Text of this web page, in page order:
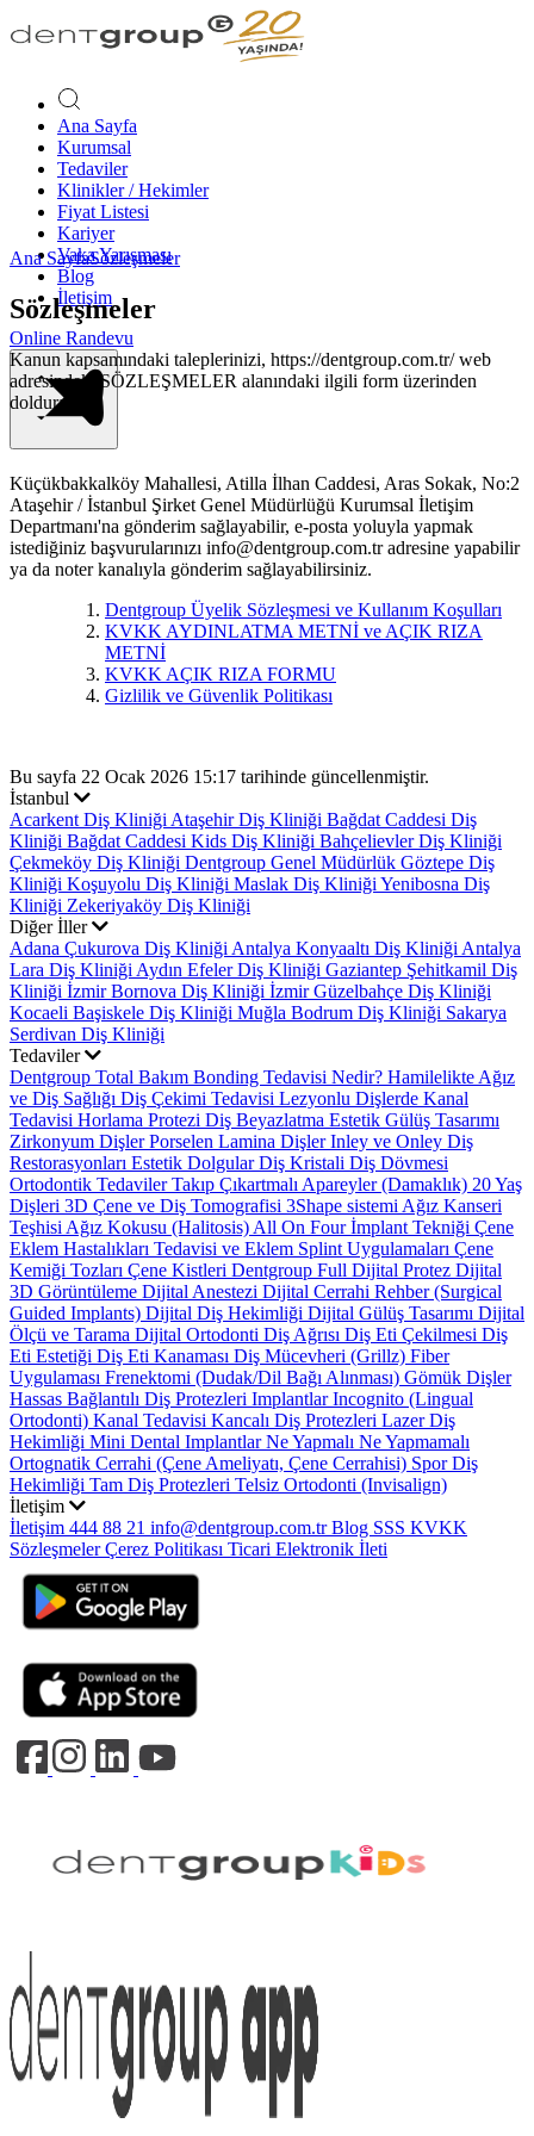
Ana Sayfa
Kurumsal
Tedaviler
Klinikler / Hekimler
Fiyat Listesi
Kariyer
Vaka Yarışması
Blog
İletişim
Online Randevu
Ana SayfaSözleşmeler
Sözleşmeler
Kanun kapsamındaki taleplerinizi, https://dentgroup.com.tr/ web
adresindeki SÖZLEŞMELER alanındaki ilgili form üzerinden
doldurarak;
Küçükbakkalköy Mahallesi, Atilla İlhan Caddesi, Aras Sokak, No:2
Ataşehir / İstanbul Şirket Genel Müdürlüğü Kurumsal İletişim
Departmanı'na gönderim sağlayabilir, e-posta yoluyla yapmak
istediğiniz başvurularınızı info@dentgroup.com.tradresine yapabilir
ya da noter kanalıyla gönderim sağlayabilirsiniz.
Dentgroup Üyelik Sözleşmesi ve Kullanım Koşulları
KVKK AYDINLATMA METNİ ve AÇIK RIZA
METNİ
KVKK AÇIK RIZA FORMU
Gizlilik ve Güvenlik Politikası
Bu sayfa 22 Ocak 2026 15:17 tarihinde güncellenmiştir.
İstanbul
Acarkent Diş Kliniği Ataşehir Diş Kliniği Bağdat Caddesi Diş
Kliniği Bağdat Caddesi Kids Diş Kliniği Bahçelievler Diş Kliniği
Çekmeköy Diş Kliniği Dentgroup Genel Müdürlük Göztepe Diş
Kliniği Koşuyolu Diş Kliniği Maslak Diş Kliniği Yenibosna Diş
Kliniği Zekeriyaköy Diş Kliniği
Diğer İller
Adana Çukurova Diş Kliniği Antalya Konyaaltı Diş Kliniği Antalya
Lara Diş Kliniği Aydın Efeler Diş Kliniği Gaziantep Şehitkamil Diş
Kliniği İzmir Bornova Diş Kliniği İzmir Güzelbahçe Diş Kliniği
Kocaeli Başiskele Diş Kliniği Muğla Bodrum Diş Kliniği Sakarya
Serdivan Diş Kliniği
Tedaviler
Dentgroup Total Bakım Bonding Tedavisi Nedir? Hamilelikte Ağız
ve Diş Sağlığı Diş Çekimi Tedavisi Lezyonlu Dişlerde Kanal
Tedavisi Horlama Protezi Diş Beyazlatma Estetik Gülüş Tasarımı
Zirkonyum DişlerPorselen Lamina DişlerInley ve Onley Diş
Restorasyonları Estetik DolgularDiş Kristali Diş Dövmesi
Ortodontik TedavilerTakıp Çıkartmalı Apareyler (Damaklık) 20 Yaş
Dişleri 3D Çene ve Diş Tomografisi 3Shape sistemi Ağız Kanseri
Teşhisi Ağız Kokusu (Halitosis) All On Four İmplant Tekniği Çene
Eklem Hastalıkları Tedavisi ve Eklem Splint Uygulamaları Çene
Kemiği Tozları Çene Kistleri Dentgroup Full Dijital Protez Dijital
3D Görüntüleme Dijital Anestezi Dijital Cerrahi Rehber (Surgical
Guided Implants) Dijital Diş Hekimliği Dijital Gülüş Tasarımı Dijital
Ölçü ve Tarama Dijital Ortodonti Diş Ağrısı Diş Eti Çekilmesi Diş
Eti Estetiği Diş Eti Kanaması Diş Mücevheri (Grillz) Fiber
Uygulaması Frenektomi (Dudak/Dil Bağı Alınması) Gömük Dişler
Hassas Bağlantılı Diş Protezleri ImplantlarIncognito (Lingual
Ortodonti) Kanal Tedavisi Kancalı Diş Protezleri Lazer Diş
Hekimliği Mini Dental ImplantlarNe Yapmalı Ne Yapmamalı
Ortognatik Cerrahi (Çene Ameliyatı, Çene Cerrahisi) Spor Diş
Hekimliği Tam Diş Protezleri Telsiz Ortodonti (Invisalign)
İletişim
İletişim 444 88 21 info@dentgroup.com.tr Blog SSS KVKK
SözleşmelerÇerez Politikası Ticari Elektronik İleti